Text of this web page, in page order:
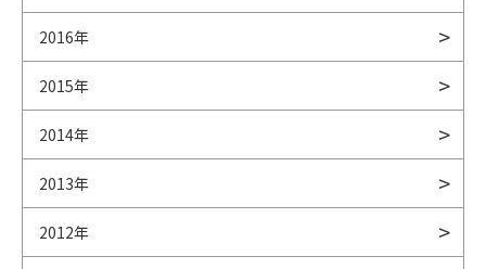
2016年
2015年
2014年
2013年
2012年